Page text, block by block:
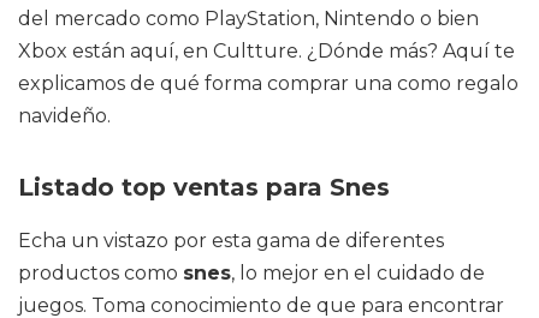
del mercado como PlayStation, Nintendo o bien
Xbox están aquí, en Cultture. ¿Dónde más? Aquí te
explicamos de qué forma comprar una como regalo
navideño.
Listado top ventas para Snes
Echa un vistazo por esta gama de diferentes
productos como snes, lo mejor en el cuidado de
juegos. Toma conocimiento de que para encontrar